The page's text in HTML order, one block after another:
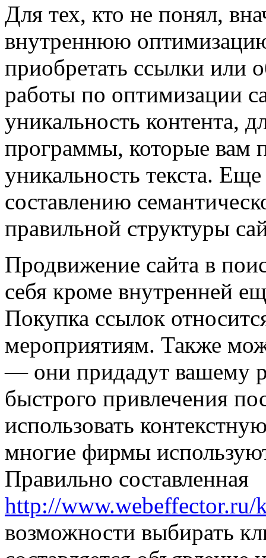
Для тех, кто не понял,
внутреннюю
приобретать ссылки или
работы по оптимизации
уникальность контента,
программы, которые вам
уникальность текста.
составлению
правильной структуры
Продвижение сайта в
себя кроме внутренней
Покупка ссылок
мероприятиям. Также
— они придадут вашему
быстрого привлечения
использовать
многие фирмы
Правильно составленная
http://www.webeffector.ru/
возможности выбирать